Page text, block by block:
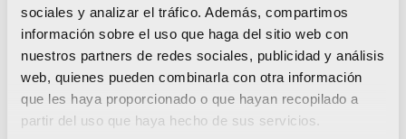
sociales y analizar el tráfico. Además, compartimos
información sobre el uso que haga del sitio web con
nuestros partners de redes sociales, publicidad y análisis
web, quienes pueden combinarla con otra información
que les haya proporcionado o que hayan recopilado a
partir del uso que haya hecho de sus servicios.
las siete Universidades de la Comunitat
Valenciana.
Juan Miguel Gómez, director de la Fundación
Trinidad Alfonso, repasó el año 2021 para la
Fundación Trinidad Alfonso. En primer lugar, se